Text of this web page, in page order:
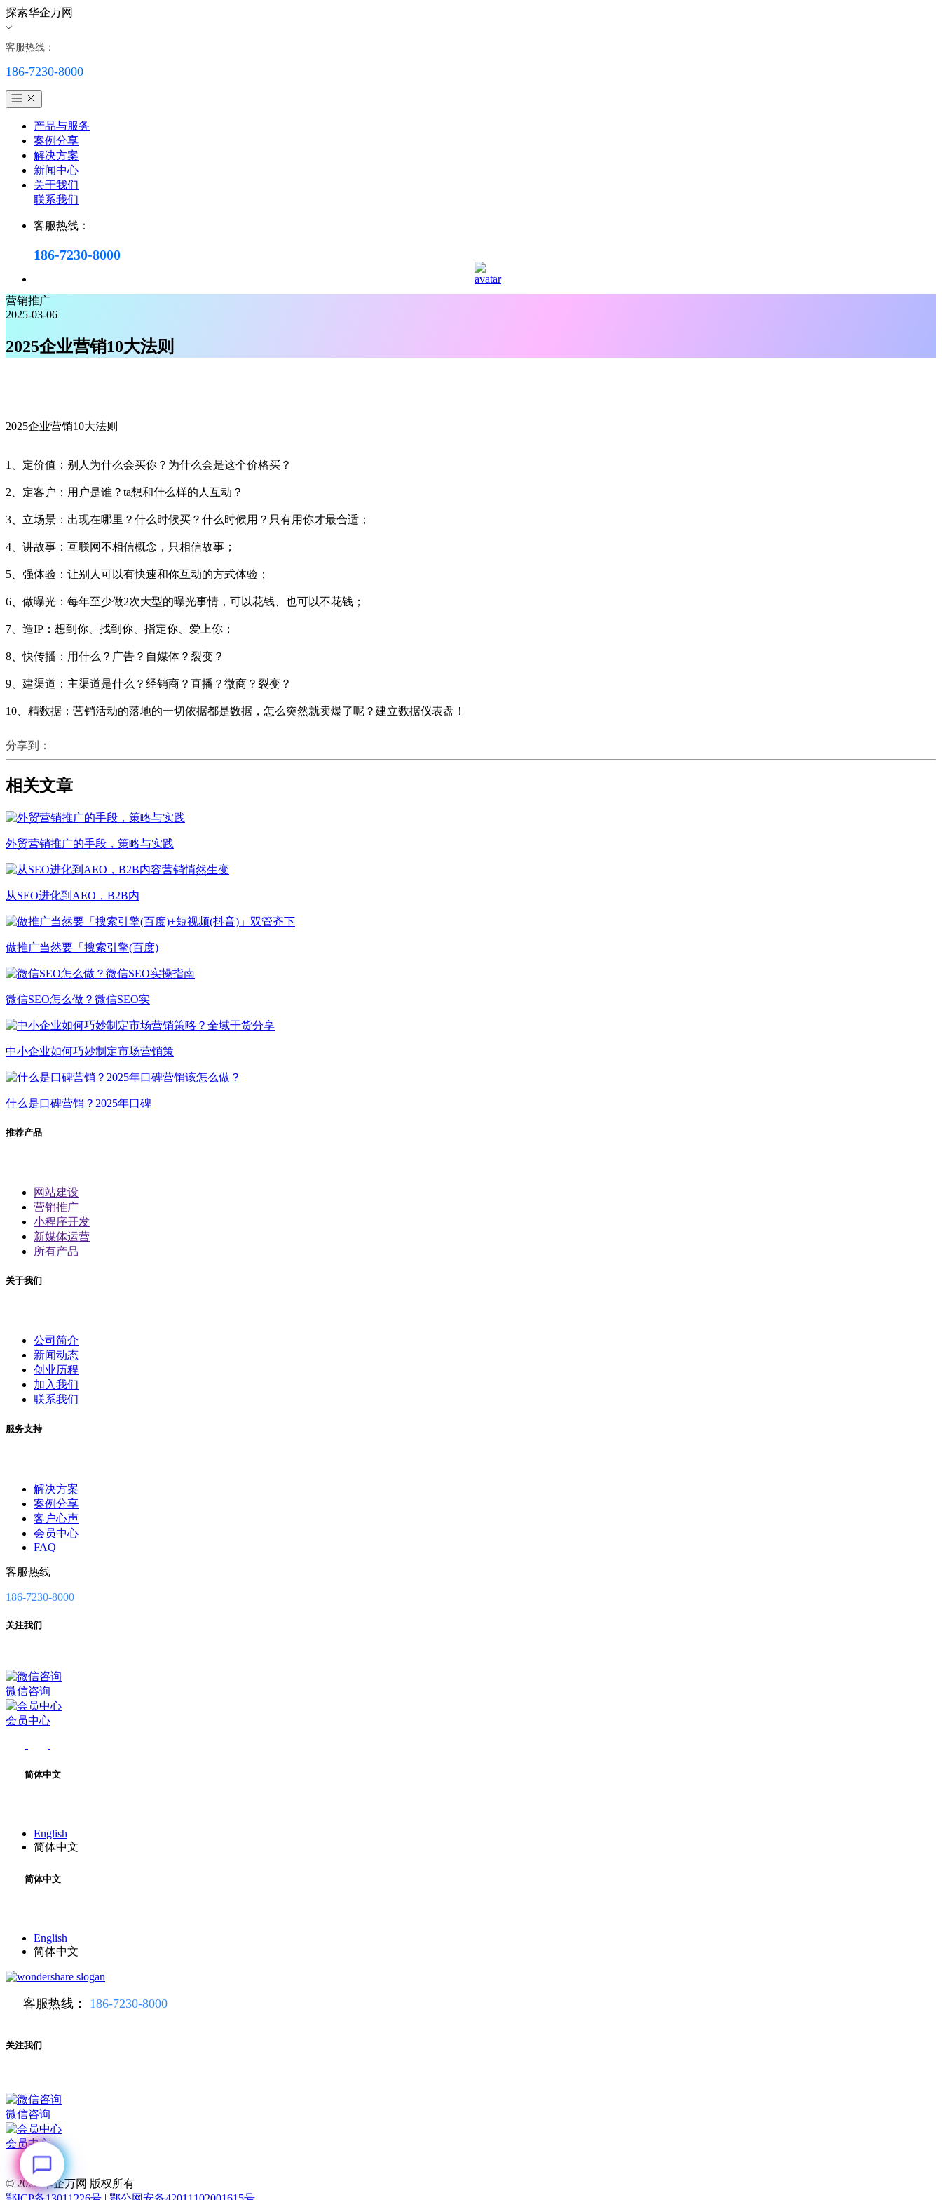
探索华企万网
客服热线：
186-7230-8000
产品与服务
案例分享
解决方案
新闻中心
关于我们
联系我们
客服热线：
186-7230-8000
营销推广
2025-03-06
2025企业营销10大法则
2025企业营销10大法则
1、定价值：别人为什么会买你？为什么会是这个价格买？
2、定客户：用户是谁？ta想和什么样的人互动？
3、立场景：出现在哪里？什么时候买？什么时候用？只有用你才最合适；
4、讲故事：互联网不相信概念，只相信故事；
5、强体验：让别人可以有快速和你互动的方式体验；
6、做曝光：每年至少做2次大型的曝光事情，可以花钱、也可以不花钱；
7、造IP：想到你、找到你、指定你、爱上你；
8、快传播：用什么？广告？自媒体？裂变？
9、建渠道：主渠道是什么？经销商？直播？微商？裂变？
10、精数据：营销活动的落地的一切依据都是数据，怎么突然就卖爆了呢？建立数据仪表盘！
分享到：
相关文章
外贸营销推广的手段，策略与实践
从SEO进化到AEO，B2B内
做推广当然要「搜索引擎(百度)
微信SEO怎么做？微信SEO实
中小企业如何巧妙制定市场营销策
什么是口碑营销？2025年口碑
推荐产品
网站建设
营销推广
小程序开发
新媒体运营
所有产品
关于我们
公司简介
新闻动态
创业历程
加入我们
联系我们
服务支持
解决方案
案例分享
客户心声
会员中心
FAQ
客服热线
186-7230-8000
关注我们
微信咨询
会员中心
简体中文
English
简体中文
简体中文
English
简体中文
客服热线： 186-7230-8000
关注我们
微信咨询
会员中心
© 2026华企万网 版权所有
|